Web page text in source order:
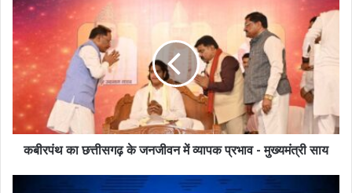
कबीरपंथ का छत्तीसगढ़ के जनजीवन में व्यापक प्रभाव - मुख्यमंत्री साय